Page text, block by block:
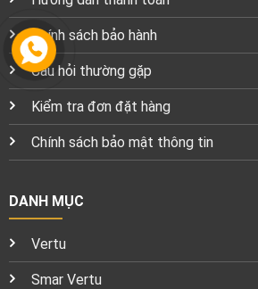
Chính sách bảo hành
Câu hỏi thường gặp
Kiểm tra đơn đặt hàng
Chính sách bảo mật thông tin
DANH MỤC
Vertu
Smar Vertu